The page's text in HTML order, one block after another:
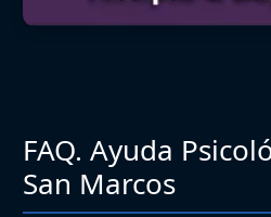
FAQ. Ayuda
San Marcos